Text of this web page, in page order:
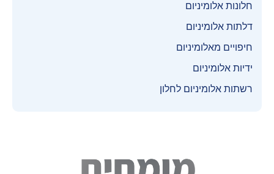
חלונות אלומיניום
דלתות אלומיניום
חיפויים מאלומיניום
ידיות אלומיניום
רשתות אלומיניום לחלון